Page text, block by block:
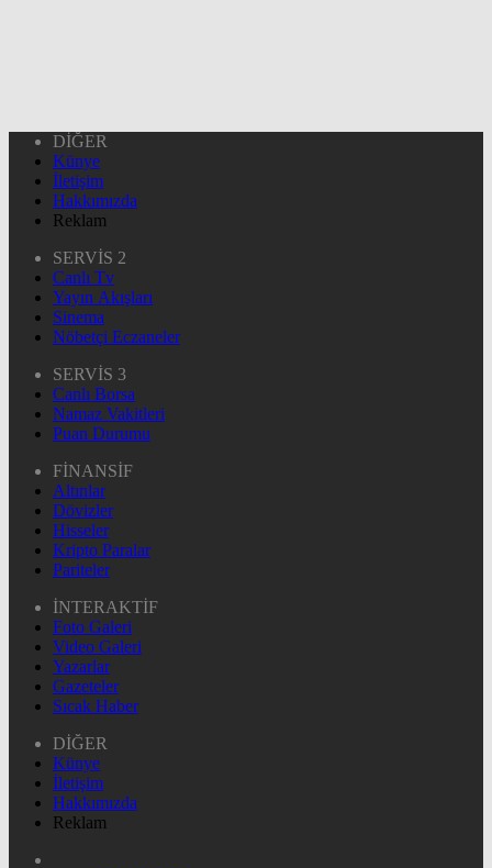
DİĞER
Künye
İletişim
Hakkımızda
Reklam
SERVİS 2
Canlı Tv
Yayın Akışları
Sinema
Nöbetçi Eczaneler
SERVİS 3
Canlı Borsa
Namaz Vakitleri
Puan Durumu
FİNANSİF
Altınlar
Dövizler
Hisseler
Kripto Paralar
Pariteler
İNTERAKTİF
Foto Galeri
Video Galeri
Yazarlar
Gazeteler
Sıcak Haber
DİĞER
Künye
İletişim
Hakkımızda
Reklam